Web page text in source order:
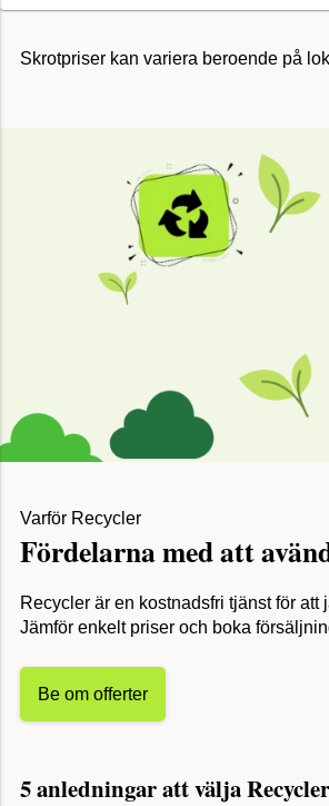
Skrotpriser kan variera beroende på
Varför Recycler
Fördelarna med att
Recycler är en kostnadsfri tjänst för
Jämför enkelt priser och boka
Be om offerter
5 anledningar att välja Recycler